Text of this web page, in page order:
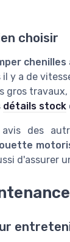
choisir
chenilles
il y a de
gros
détails stock
avis des
d'assurer